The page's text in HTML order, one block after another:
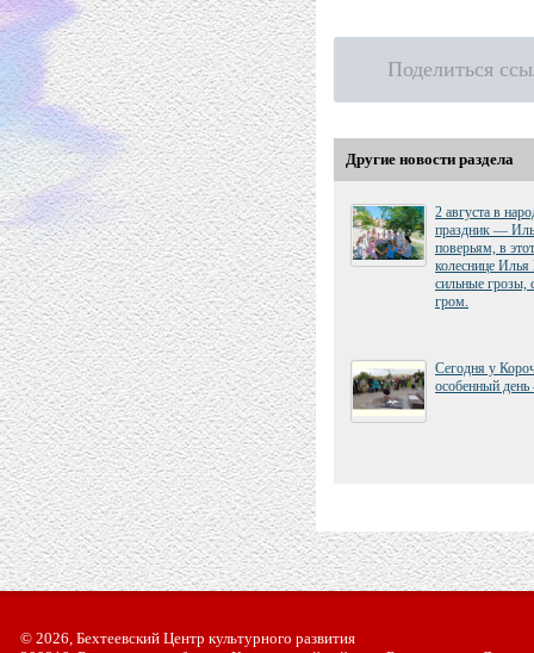
Поделиться
Другие новости раздела
2 августа в
праздник —
поверьям, в
колеснице
сильные грозы,
гром.
Сегодня у
особенный
© 2026, Бехтеевский Центр культурного развития